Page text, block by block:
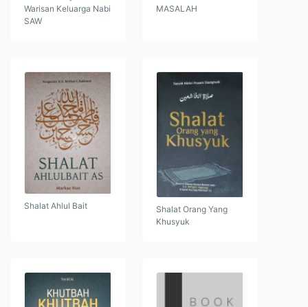
Warisan Keluarga Nabi
SAW
MASALAH
Shalat Ahlul Bait
Shalat Orang Yang
Khusyuk